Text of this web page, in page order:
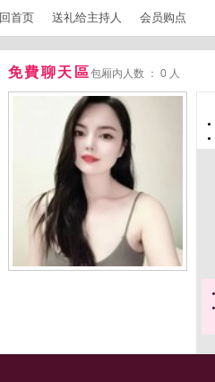
回首页 送礼给主持人 会员购点
免費聊天區包厢内人数 ： 0 人